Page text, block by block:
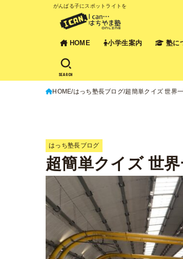
がんばる子にスポットライトを
HOME 小学生案内 塾に
SEARCH
HOME はっち塾長ブログ 超簡単クイズ 世界
はっち塾長ブログ
超簡単クイズ 世